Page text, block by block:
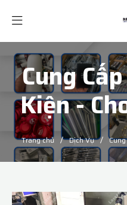
Cung
Kiện -
Trang chủ / Dịch Vụ /